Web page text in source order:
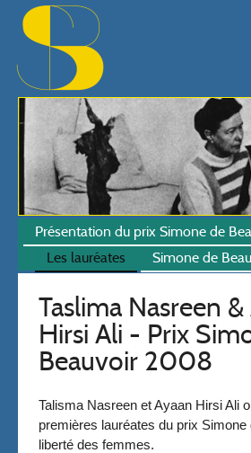
Présentation du prix Simone de
Les lauréates
Simone de
Taslima Nasreen &
Hirsi Ali - Prix
Beauvoir 2008
Talisma Nasreen et Ayaan Hirsi Ali
premières lauréates du prix Simone
liberté des femmes.